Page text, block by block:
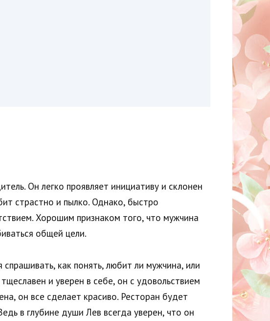
Он легко проявляет инициативу и склонен
страстно и пылко. Однако, быстро
Хорошим признаком того, что мужчина
общей цели.
как понять, любит ли мужчина, или
и уверен в себе, он с удовольствием
он все сделает красиво. Ресторан будет
в глубине души Лев всегда уверен, что он